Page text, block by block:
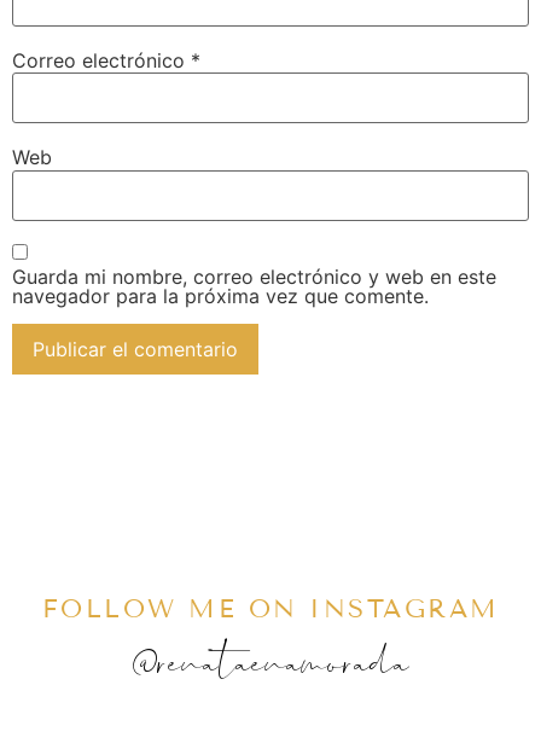
Correo electrónico *
Web
Guarda mi nombre, correo electrónico y web en este
navegador para la próxima vez que comente.
FOLLOW ME ON INSTAGRAM
@renataenamorada